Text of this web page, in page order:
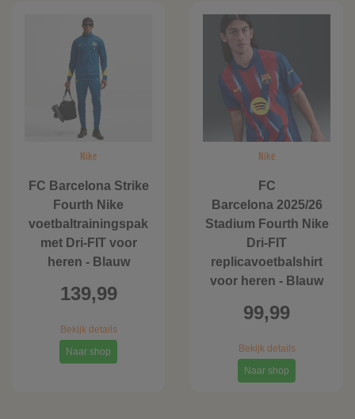
Nike
FC Barcelona Strike
Fourth Nike
voetbaltrainingspak
met Dri-FIT voor
heren - Blauw
139,99
Bekijk details
Naar shop
Nike
FC
Barcelona 2025/26
Stadium Fourth Nike
Dri-FIT
replicavoetbalshirt
voor heren - Blauw
99,99
Bekijk details
Naar shop